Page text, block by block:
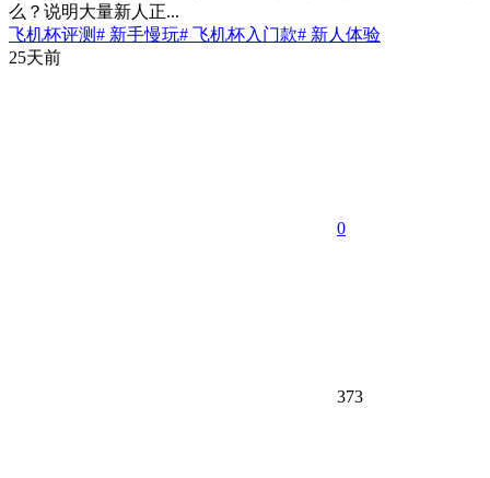
么？说明大量新人正...
飞机杯评测# 新手慢玩# 飞机杯入门款# 新人体验
25天前
0
373